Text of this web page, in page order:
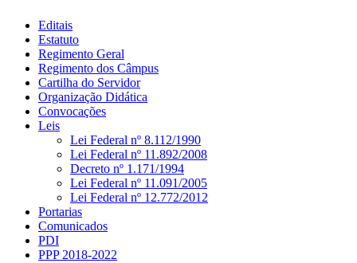
Editais
Estatuto
Regimento Geral
Regimento dos Câmpus
Cartilha do Servidor
Organização Didática
Convocações
Leis
Lei Federal nº 8.112/1990
Lei Federal nº 11.892/2008
Decreto nº 1.171/1994
Lei Federal nº 11.091/2005
Lei Federal nº 12.772/2012
Portarias
Comunicados
PDI
PPP 2018-2022